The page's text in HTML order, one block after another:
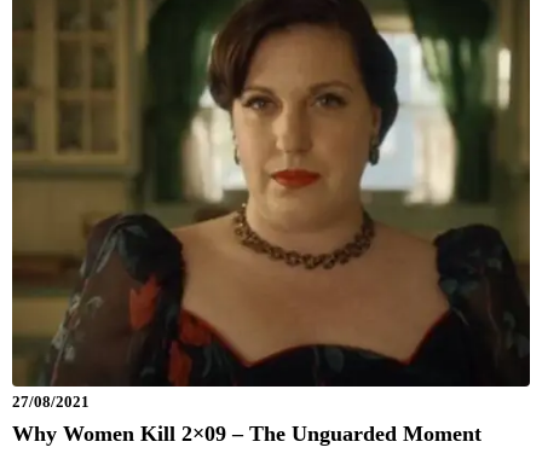
27/08/2021
Why Women Kill 2×09 – The Unguarded Moment